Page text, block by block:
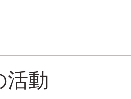
活動